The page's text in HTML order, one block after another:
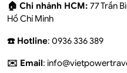
🏠 Chi nhánh HCM: 77 Trần
Hồ Chí Minh
☎️ Hotline: 0936 336 389
✉️ Email: